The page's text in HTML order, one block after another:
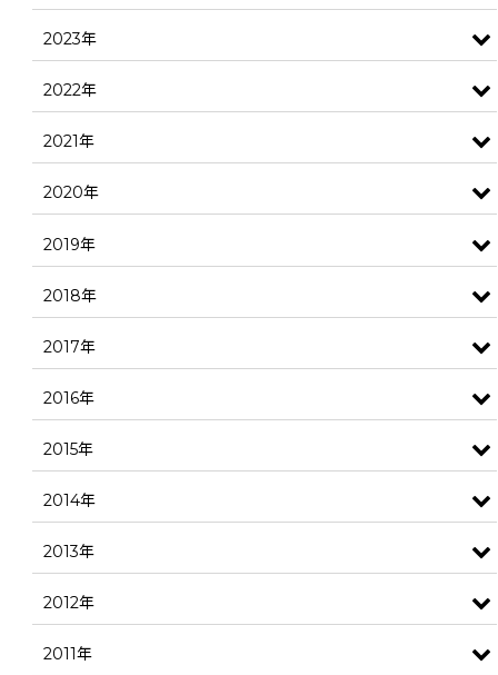
2023年
2022年
2021年
2020年
2019年
2018年
2017年
2016年
2015年
2014年
2013年
2012年
2011年